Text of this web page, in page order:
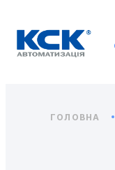
ГОЛОВНА